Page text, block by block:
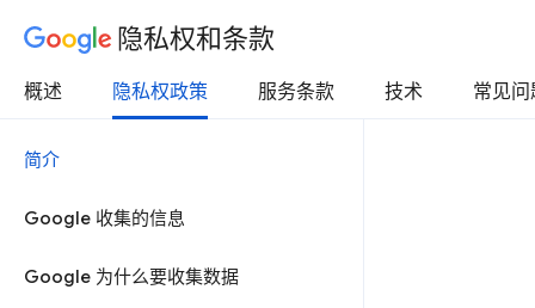
隐私权和条款
概述 隐私权政策 服务条款 技术 常见
简介
Google 收集的信息
Google 为什么要收集数据